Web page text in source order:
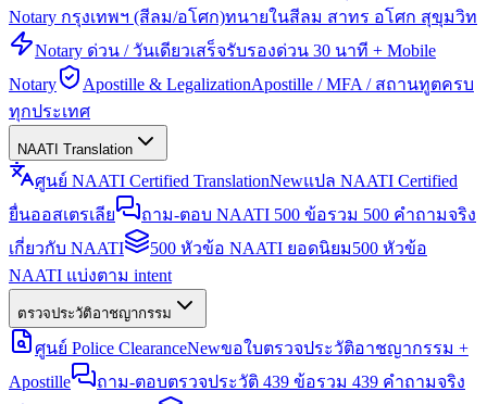
Notary กรุงเทพฯ (สีลม/อโศก)ทนายในสีลม สาทร อโศก สุขุมวิท
Notary ด่วน / วันเดียวเสร็จรับรองด่วน 30 นาที + Mobile
Notary
Apostille & LegalizationApostille / MFA / สถานทูตครบ
ทุกประเทศ
NAATI Translation
ศูนย์ NAATI Certified TranslationNewแปล NAATI Certified
ยื่นออสเตรเลีย
ถาม-ตอบ NAATI 500 ข้อรวม 500 คำถามจริง
เกี่ยวกับ NAATI
500 หัวข้อ NAATI ยอดนิยม500 หัวข้อ
NAATI แบ่งตาม intent
ตรวจประวัติอาชญากรรม
ศูนย์ Police ClearanceNewขอใบตรวจประวัติอาชญากรรม +
Apostille
ถาม-ตอบตรวจประวัติ 439 ข้อรวม 439 คำถามจริง